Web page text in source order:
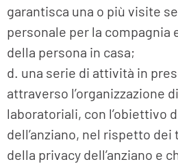
garantisca una o più visite
personale per la compagnia
della persona in casa;
d. una serie di attività in
attraverso l’organizzazione
laboratoriali, con l’obiettivo
dell’anziano, nel rispetto
della privacy dell’anziano e